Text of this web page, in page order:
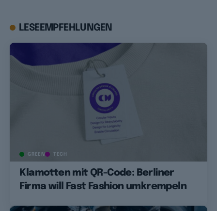
LESEEMPFEHLUNGEN
GREEN TECH
Klamotten mit QR-Code: Berliner
Firma will Fast Fashion umkrempeln